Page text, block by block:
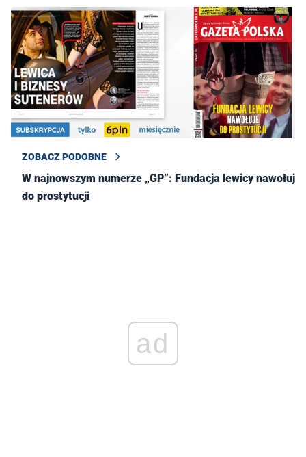
ZOBACZ PODOBNE
W najnowszym numerze „GP”: Fundacja lewicy nawołuje
do prostytucji
ad